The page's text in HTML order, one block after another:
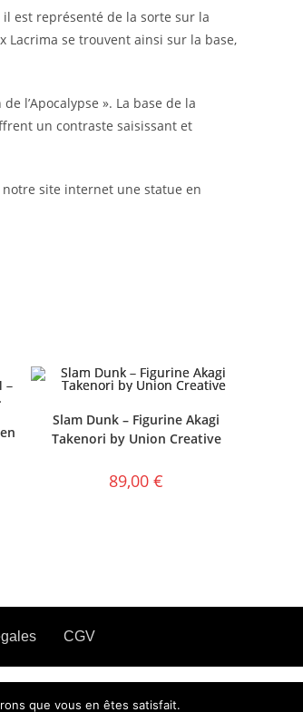
est représenté de la sorte sur la
Lacrima se trouvent ainsi sur la base,
l’Apocalypse ». La base de la
un contraste saisissant et
site internet une statue en
Slam Dunk – Figurine Akagi
Takenori by Union Creative
89,00 €
CGV
que vous en êtes satisfait.